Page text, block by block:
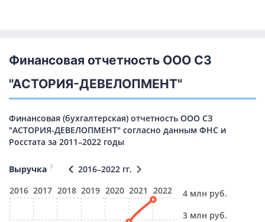
Финансовая отчетность ООО СЗ
"АСТОРИЯ-ДЕВЕЛОПМЕНТ"
Финансовая (бухгалтерская) отчетность ООО СЗ
"АСТОРИЯ-ДЕВЕЛОПМЕНТ" согласно данным ФНС и
Росстата за 2011–2022 годы
Выручка ?
2016–2022 гг.
2016 2017 2018 2019 2020 2021 2022
3 млн руб.
4 млн руб.